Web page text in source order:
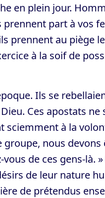
en plein jour.
part à vos
prennent au piège
à la soif de
Ils se
Ces apostats ne
sciemment à la
nous
de ces gens-là.
de leur nature
de prétendus